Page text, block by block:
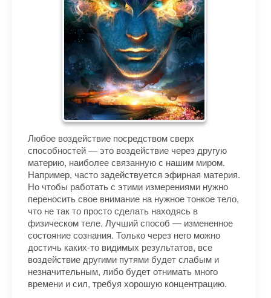
Любое воздействие посредством сверх
способностей — это воздействие через другую
материю, наиболее связанную с нашим миром.
Например, часто задействуется эфирная материя.
Но чтобы работать с этими измерениями нужно
переносить свое внимание на нужное тонкое тело,
что не так то просто сделать находясь в
физическом теле. Лучший способ — измененное
состояние сознания. Только через него можно
достичь каких-то видимых результатов, все
воздействие другими путями будет слабым и
незначительным, либо будет отнимать много
времени и сил, требуя хорошую концентрацию.